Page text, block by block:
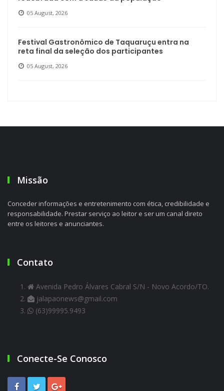
05 August, 2026
Festival Gastronômico de Taquaruçu entra na
reta final da seleção dos participantes
05 August, 2026
Missão
Conceder informações e entretenimento com ética, credibilidade e
responsabilidade. Prestar serviço ao leitor e ser um canal direto
entre os leitores e anunciantes.
Contato
Avenida Pedro Álvares Cabral S/N - Novo Acordo/TO.
jalapaonews@gmail.com
(63)99995.9493
Conecte-Se Conosco